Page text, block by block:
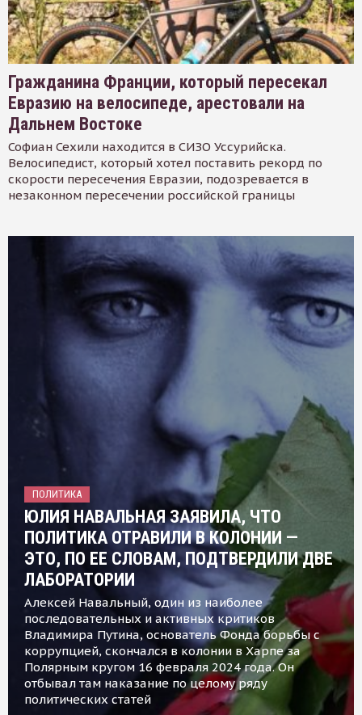
Гражданина Франции, который пересекал
Евразию на велосипеде, арестовали на
Дальнем Востоке
Софиан Сехили находится в СИЗО Уссурийска.
Велосипедист, который хотел поставить рекорд по
скорости пересечения Евразии, подозревается в
незаконном пересечении российской границы
ПОЛИТИКА
ЮЛИЯ НАВАЛЬНАЯ ЗАЯВИЛА, ЧТО
ПОЛИТИКА ОТРАВИЛИ В КОЛОНИИ —
ЭТО, ПО ЕЕ СЛОВАМ, ПОДТВЕРДИЛИ ДВЕ
ЛАБОРАТОРИИ
Алексей Навальный, один из наиболее
последовательных и активных критиков
Владимира Путина, основатель Фонда борьбы с
коррупцией, скончался в колонии в Харпе за
Полярным кругом 16 февраля 2024 года. Он
отбывал там наказание по целому ряду
политических статей